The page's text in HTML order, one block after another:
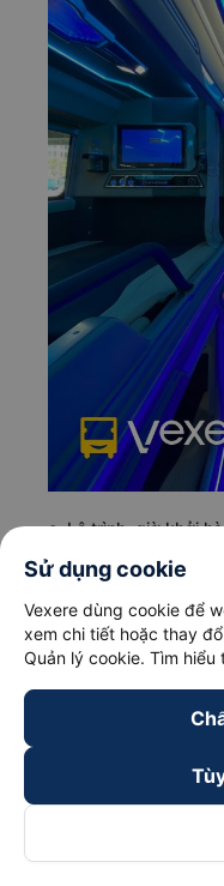
c. Lộ trình, giờ khởi
Giờ đến nơi ở
Thời gian chạy
- Đồng Nai của
e. Các điểm trả
Ngã 3 Vũng Tàu
Sử dụng cookie
Vexere dùng cookie để
xem chi tiết hoặc thay
Quản lý cookie. Tìm hiểu